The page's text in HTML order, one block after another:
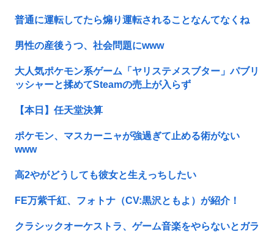
普通に運転してたら煽り運転されることなんてなくね
男性の産後うつ、社会問題にwww
大人気ポケモン系ゲーム「ヤリステメスブター」パブリ
ッシャーと揉めてSteamの売上が入らず
【本日】任天堂決算
ポケモン、マスカーニャが強過ぎて止める術がない
www
高2やがどうしても彼女と生えっちしたい
FE万紫千紅、フォトナ（CV:黒沢ともよ）が紹介！
クラシックオーケストラ、ゲーム音楽をやらないとガラ